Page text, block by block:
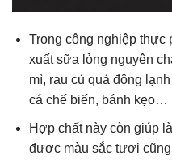
Trong công nghiệp thực
xuất sữa lỏng nguyên
mì, rau củ quả đông
cá chế biến, bánh kẹo…
Hợp chất này còn giúp
được màu sắc tươi